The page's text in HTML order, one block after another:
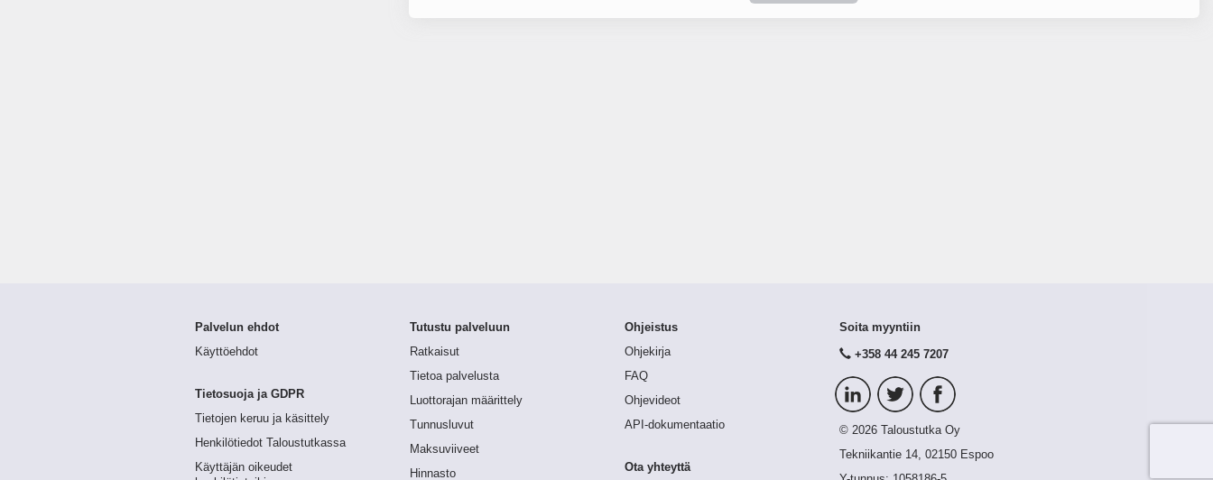
Palvelun ehdot
Käyttöehdot
Tietosuoja ja GDPR
Tietojen keruu ja käsittely
Henkilötiedot Taloustutkassa
Käyttäjän oikeudet
Tutustu palveluun
Ratkaisut
Tietoa palvelusta
Luottorajan määrittely
Tunnusluvut
Maksuviiveet
Hinnasto
Ohjeistus
Ohjekirja
FAQ
Ohjevideot
API-dokumentaatio
Ota yhteyttä
Soita myyntiin
+358 44 245 7207
© 2026 Taloustutka Oy
Tekniikantie 14, 02150 Espoo